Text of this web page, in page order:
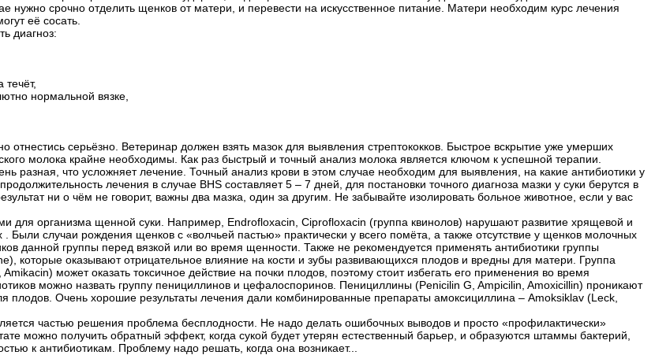
нужно срочно отделить щенков от матери, и перевести на искусственное питание. Матери необходим курс лечения
её сосать.
диагноз:
течёт,
нормальной вязке,
отнестись серьёзно. Ветеринар должен взять мазок для выявления стрептококков. Быстрое вскрытие уже умерших
молока крайне необходимы. Как раз быстрый и точный анализ молока является ключом к успешной терапии.
разная, что усложняет лечение. Точный анализ крови в этом случае необходим для выявления, на какие антибиотики у
лечения в случае BHS составляет 5 – 7 дней, для постановки точного диагноза мазки у суки берутся в
ни о чём не говорит, важны два мазка, один за другим. Не забывайте изолировать больное животное, если у вас
для организма щенной суки. Например, Endrofloxacin, Ciprofloxacin (группа квинолов) нарушают развитие хрящевой и
Были случаи рождения щенков с «волчьей пастью» практически у всего помёта, а также отсутствие у щенков молочных
данной группы перед вязкой или во время щенности. Также не рекомендуется применять антибиотики группы
которые оказывают отрицательное влияние на кости и зубы развивающихся плодов и вредны для матери. Группа
может оказать токсичное действие на почки плодов, поэтому стоит избегать его применения во время
можно назвать группу пенициллинов и цефалоспоринов. Пенициллины (Penicilin G, Ampicilin, Amoxicillin) проникают
плодов. Очень хорошие результаты лечения дали комбинированные препараты амоксициллина – Amoksiklav (Leck,
частью решения проблема бесплодности. Не надо делать ошибочных выводов и просто «профилактически»
можно получить обратный эффект, когда сукой будет утерян естественный барьер, и образуются штаммы бактерий,
к антибиотикам. Проблему надо решать, когда она возникает...